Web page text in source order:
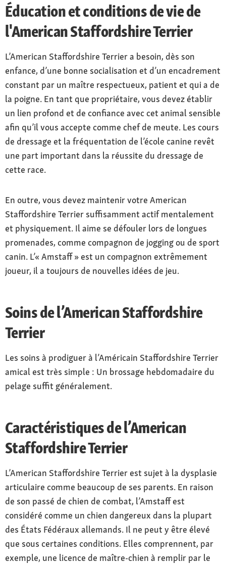
Éducation et conditions de vie de
l'American Staffordshire Terrier
L’American Staffordshire Terrier a besoin, dès son
enfance, d’une bonne socialisation et d’un encadrement
constant par un maître respectueux, patient et qui a de
la poigne. En tant que propriétaire, vous devez établir
un lien profond et de confiance avec cet animal sensible
afin qu’il vous accepte comme chef de meute. Les cours
de dressage et la fréquentation de l’école canine revêt
une part important dans la réussite du dressage de
cette race.
En outre, vous devez maintenir votre American
Staffordshire Terrier suffisamment actif mentalement
et physiquement. Il aime se défouler lors de longues
promenades, comme compagnon de jogging ou de sport
canin. L’« Amstaff » est un compagnon extrêmement
joueur, il a toujours de nouvelles idées de jeu.
Soins de l’American Staffordshire
Terrier
Les soins à prodiguer à l’Américain Staffordshire Terrier
amical est très simple : Un brossage hebdomadaire du
pelage suffit généralement.
Caractéristiques de l’American
Staffordshire Terrier
L’American Staffordshire Terrier est sujet à la dysplasie
articulaire comme beaucoup de ses parents. En raison
de son passé de chien de combat, l’Amstaff est
considéré comme un chien dangereux dans la plupart
des États Fédéraux allemands. Il ne peut y être élevé
que sous certaines conditions. Elles comprennent, par
exemple, une licence de maître-chien à remplir par le